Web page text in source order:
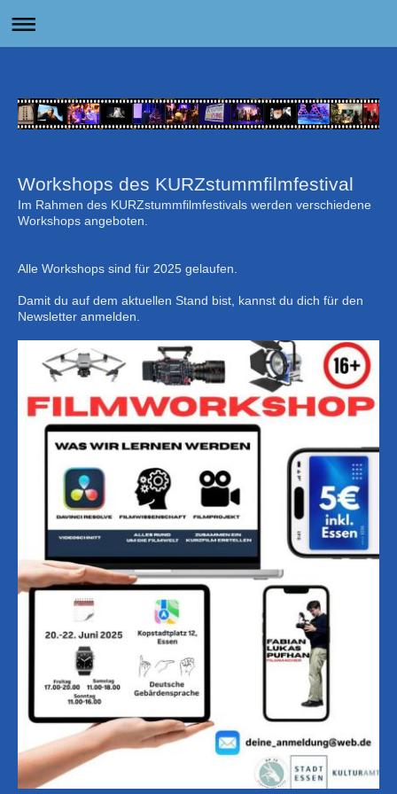
Workshops des KURZstummfilmfestival
Im Rahmen des KURZstummfilmfestivals werden verschiedene
Workshops angeboten.
Alle Workshops sind für 2025 gelaufen.
Damit du auf dem aktuellen Stand bist, kannst du dich für den
Newsletter anmelden.